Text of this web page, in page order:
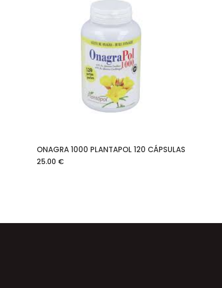
AÑADIR AL CARRITO
ONAGRA 1000 PLANTAPOL 120 CÁPSULAS
25.00 €